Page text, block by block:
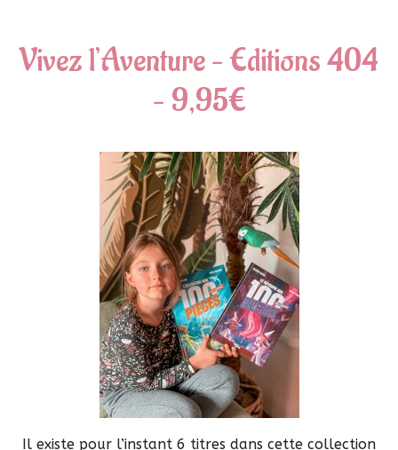
Vivez l’Aventure – Editions 404
– 9,95€
Il existe pour l’instant 6 titres dans cette collection